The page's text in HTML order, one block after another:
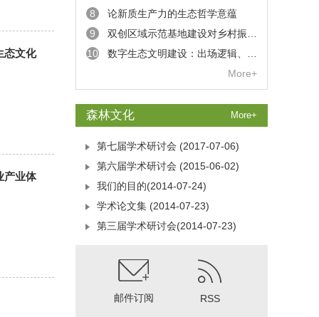
态文化
产业体
8
论新质生产力的生态哲学意蕴
9
双创区域示范基地建设对乡村振兴的影响及其机制研究
10
数字生态文明建设：出场逻辑、发展挑战与推进路径
More+
森林文化 More+
第七届学术研讨会 (2017-07-06)
第六届学术研讨会 (2015-06-02)
我们的目的(2014-07-24)
学术论文集 (2014-07-23)
第三届学术研讨会(2014-07-23)
邮件订阅 RSS